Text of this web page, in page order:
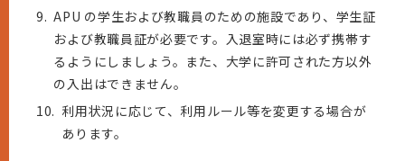
9. APU の学生および教職員のための施設であり、学生証
および教職員証が必要です。入退室時には必ず携帯す
るようにしましょう。また、大学に許可された方以外
の入出はできません。
10. 利用状況に応じて、利用ルール等を変更する場合が
あります。